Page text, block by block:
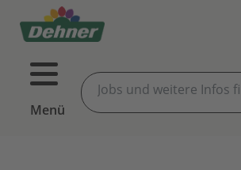
Menü